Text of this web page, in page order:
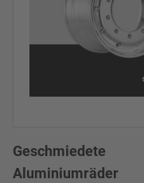
Geschmiedete
Aluminiumräder